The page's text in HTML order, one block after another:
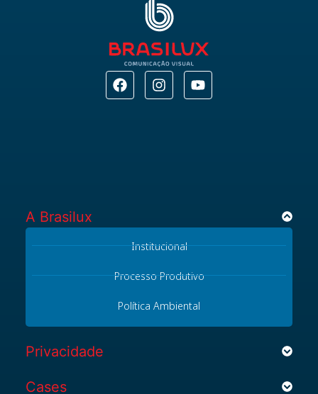
A Brasilux​
Institucional
Processo Produtivo
Política Ambiental
Privacidade
Cases